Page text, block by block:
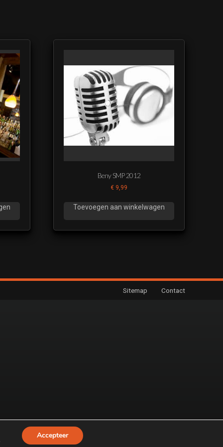
Beny SMP 2012
€9,99
Toevoegen aan winkelwagen
Sitemap Contact
Accepteer